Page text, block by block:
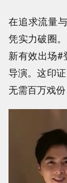
在追求流量
凭实力破圈
新有效出场#
导演。这印
无需百万戏份